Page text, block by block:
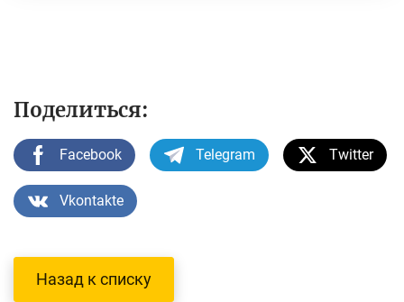
Поделиться:
Facebook Telegram Twitter
Vkontakte
Назад к списку